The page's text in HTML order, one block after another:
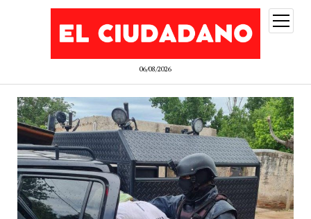
06/08/2026
abrir
menú